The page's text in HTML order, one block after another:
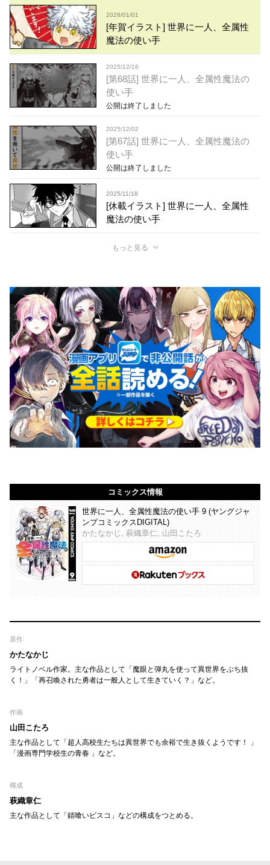
2026/01/01
[年賀イラスト] 世界に一人、全属性
魔法の使い手
2025/12/16
[第68話] 世界に一人、全属性魔法の
使い手
公開は終了しました
2025/12/02
[第67話] 世界に一人、全属性魔法の
使い手
公開は終了しました
2025/11/18
[休載イラスト] 世界に一人、全属性
魔法の使い手
もっと見る
コミックス情報
世界に一人、全属性魔法の使い手 9 (ヤングジャ
ンプコミックスDIGITAL)
かたなかじ, 萩織章仁, 山田こたろ
原作
かたなかじ
ライトノベル作家。主な作品として「魔眼と弾丸を使って異世界をぶち抜
く！」「再召喚された勇者は一般人として生きていく？」など。
作画
山田こたろ
主な作品として「超人高校生たちは異世界でも余裕で生き抜くようです！ 」
「漫画専門学校生の青春 」など。
構成
萩織章仁
主な作品として「錆喰いビスコ」などの構成をつとめる。